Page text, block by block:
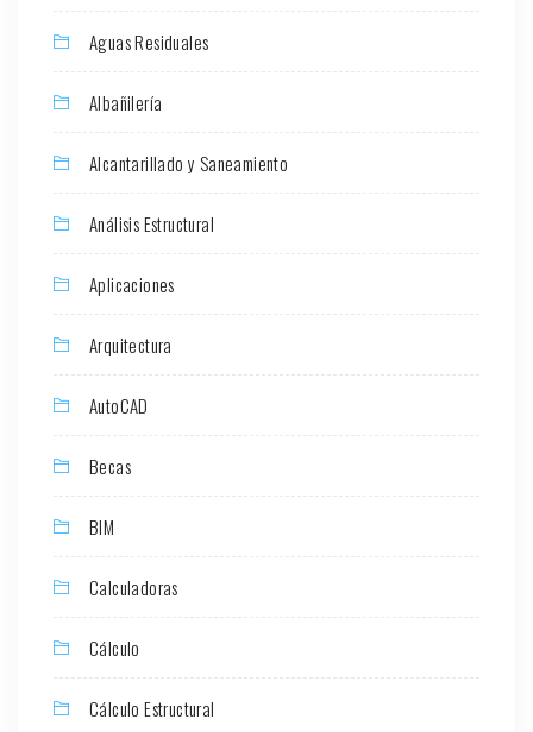
Aguas Residuales
Albañilería
Alcantarillado y Saneamiento
Análisis Estructural
Aplicaciones
Arquitectura
AutoCAD
Becas
BIM
Calculadoras
Cálculo
Cálculo Estructural